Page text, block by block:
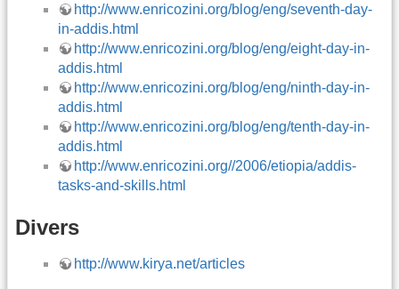
http://www.enricozini.org/blog/eng/seventh-day-
in-addis.html
http://www.enricozini.org/blog/eng/eight-day-in-
addis.html
http://www.enricozini.org/blog/eng/ninth-day-in-
addis.html
http://www.enricozini.org/blog/eng/tenth-day-in-
addis.html
http://www.enricozini.org//2006/etiopia/addis-
tasks-and-skills.html
Divers
http://www.kirya.net/articles